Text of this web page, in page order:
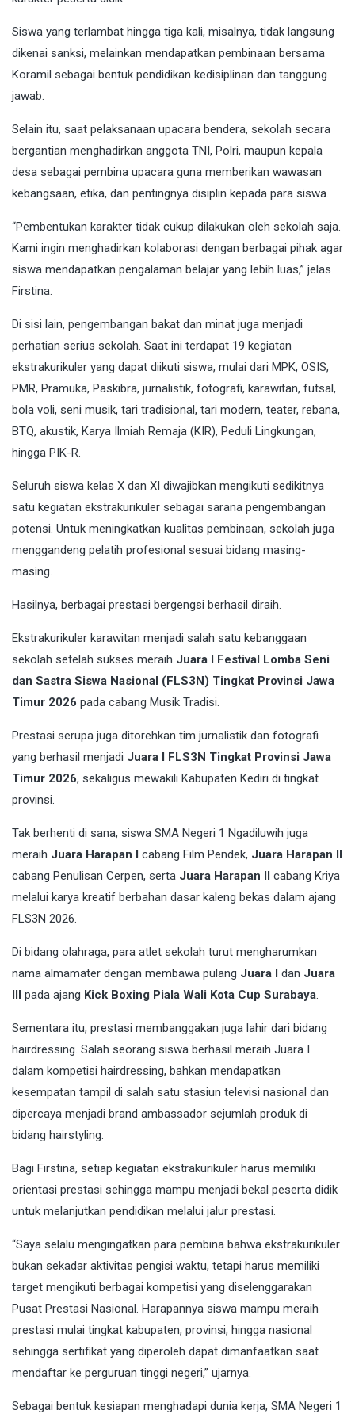
Siswa yang terlambat hingga tiga kali, misalnya, tidak langsung
dikenai sanksi, melainkan mendapatkan pembinaan bersama
Koramil sebagai bentuk pendidikan kedisiplinan dan tanggung
jawab.
Selain itu, saat pelaksanaan upacara bendera, sekolah secara
bergantian menghadirkan anggota TNI, Polri, maupun kepala
desa sebagai pembina upacara guna memberikan wawasan
kebangsaan, etika, dan pentingnya disiplin kepada para siswa.
“Pembentukan karakter tidak cukup dilakukan oleh sekolah saja.
Kami ingin menghadirkan kolaborasi dengan berbagai pihak agar
siswa mendapatkan pengalaman belajar yang lebih luas,” jelas
Firstina.
Di sisi lain, pengembangan bakat dan minat juga menjadi
perhatian serius sekolah. Saat ini terdapat 19 kegiatan
ekstrakurikuler yang dapat diikuti siswa, mulai dari MPK, OSIS,
PMR, Pramuka, Paskibra, jurnalistik, fotografi, karawitan, futsal,
bola voli, seni musik, tari tradisional, tari modern, teater, rebana,
BTQ, akustik, Karya Ilmiah Remaja (KIR), Peduli Lingkungan,
hingga PIK-R.
Seluruh siswa kelas X dan XI diwajibkan mengikuti sedikitnya
satu kegiatan ekstrakurikuler sebagai sarana pengembangan
potensi. Untuk meningkatkan kualitas pembinaan, sekolah juga
menggandeng pelatih profesional sesuai bidang masing-
masing.
Hasilnya, berbagai prestasi bergengsi berhasil diraih.
Ekstrakurikuler karawitan menjadi salah satu kebanggaan
sekolah setelah sukses meraih Juara I Festival Lomba Seni
dan Sastra Siswa Nasional (FLS3N) Tingkat Provinsi Jawa
Timur 2026 pada cabang Musik Tradisi.
Prestasi serupa juga ditorehkan tim jurnalistik dan fotografi
yang berhasil menjadi Juara I FLS3N Tingkat Provinsi Jawa
Timur 2026, sekaligus mewakili Kabupaten Kediri di tingkat
provinsi.
Tak berhenti di sana, siswa SMA Negeri 1 Ngadiluwih juga
meraih Juara Harapan I cabang Film Pendek, Juara Harapan II
cabang Penulisan Cerpen, serta Juara Harapan II cabang Kriya
melalui karya kreatif berbahan dasar kaleng bekas dalam ajang
FLS3N 2026.
Di bidang olahraga, para atlet sekolah turut mengharumkan
nama almamater dengan membawa pulang Juara I dan Juara
III pada ajang Kick Boxing Piala Wali Kota Cup Surabaya.
Sementara itu, prestasi membanggakan juga lahir dari bidang
hairdressing. Salah seorang siswa berhasil meraih Juara I
dalam kompetisi hairdressing, bahkan mendapatkan
kesempatan tampil di salah satu stasiun televisi nasional dan
dipercaya menjadi brand ambassador sejumlah produk di
bidang hairstyling.
Bagi Firstina, setiap kegiatan ekstrakurikuler harus memiliki
orientasi prestasi sehingga mampu menjadi bekal peserta didik
untuk melanjutkan pendidikan melalui jalur prestasi.
“Saya selalu mengingatkan para pembina bahwa ekstrakurikuler
bukan sekadar aktivitas pengisi waktu, tetapi harus memiliki
target mengikuti berbagai kompetisi yang diselenggarakan
Pusat Prestasi Nasional. Harapannya siswa mampu meraih
prestasi mulai tingkat kabupaten, provinsi, hingga nasional
sehingga sertifikat yang diperoleh dapat dimanfaatkan saat
mendaftar ke perguruan tinggi negeri,” ujarnya.
Sebagai bentuk kesiapan menghadapi dunia kerja, SMA Negeri 1